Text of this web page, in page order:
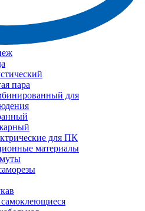
пара
для
для ПК
материалы